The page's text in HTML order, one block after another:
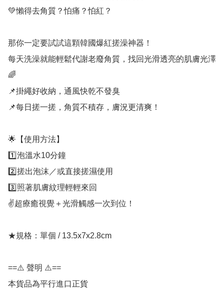
💚懶得去角質？怕痛？怕紅？
那你一定要試試這顆韓國爆紅搓澡神器！
每天洗澡就能輕鬆代謝老廢角質，找回光滑透亮的肌膚光澤
🌈
📌掛繩好收納，通風快乾不發臭
📌每日搓一搓，角質不積存，膚況更清爽！
🌟【使用方法】
1️⃣泡溫水10分鐘
2️⃣搓出泡沫／或直接搓濕使用
3️⃣照著肌膚紋理輕輕來回
✌️超療癒視覺＋光滑觸感一次到位！
★規格：單個 / 13.5x7x2.8cm
==⚠️ 聲明 ⚠️==
本貨品為平行進口正貨